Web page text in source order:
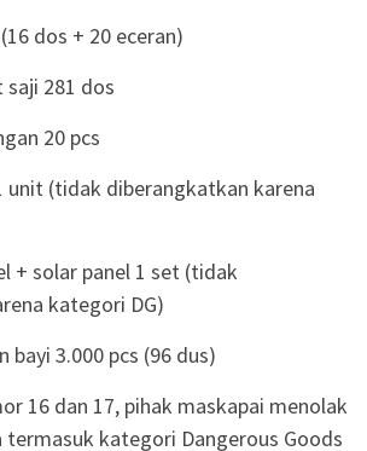
dos + 20 eceran)
saji 281 dos
20 pcs
unit (tidak diberangkatkan karena
+ solar panel 1 set (tidak
kategori DG)
bayi 3.000 pcs (96 dus)
16 dan 17, pihak maskapai menolak
termasuk kategori Dangerous Goods